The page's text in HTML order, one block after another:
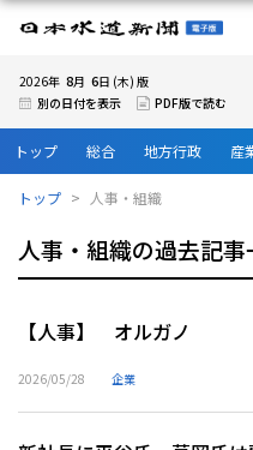
日
2026年 8月 6日 (木) 版
別の日付を表示
PDF版で読む
トップ 総合 地方行政 産
トップ 人事・組織
人事・組織の過去記事
【人事】 オルガノ
2026/05/28 企業